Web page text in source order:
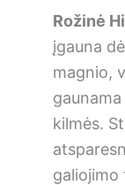
Rožinė
įgauna
magnio,
kilmės.
galiojimo